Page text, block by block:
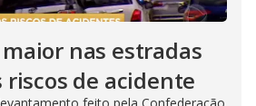
nas estradas
de acidente